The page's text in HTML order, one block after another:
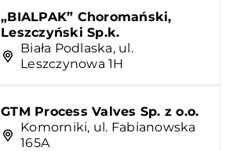
„BIALPAK” Choromański,
Leszczyński Sp.k.
Biała Podlaska, ul.
Leszczynowa 1H
GTM Process Valves Sp. z o.o.
Komorniki, ul. Fabianowska
165A